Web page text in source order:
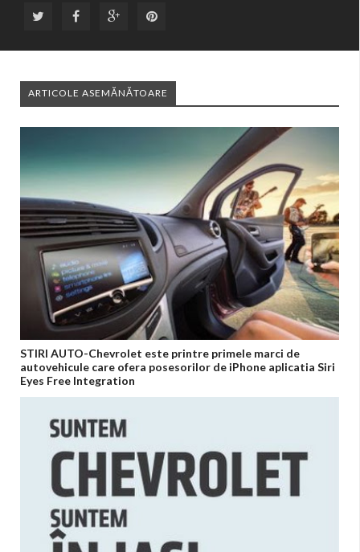
ARTICOLE ASEMĂNĂTOARE
STIRI AUTO-Chevrolet este printre primele marci de
autovehicule care ofera posesorilor de iPhone aplicatia Siri
Eyes Free Integration